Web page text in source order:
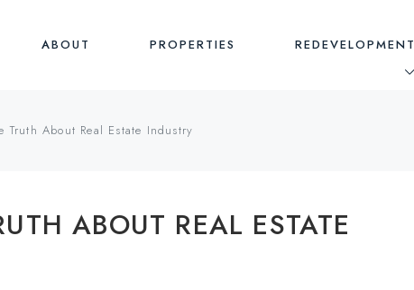
ABOUT PROPERTIES REDEVELOPMENT
Truth About Real Estate Industry
ABOUT REAL ESTATE